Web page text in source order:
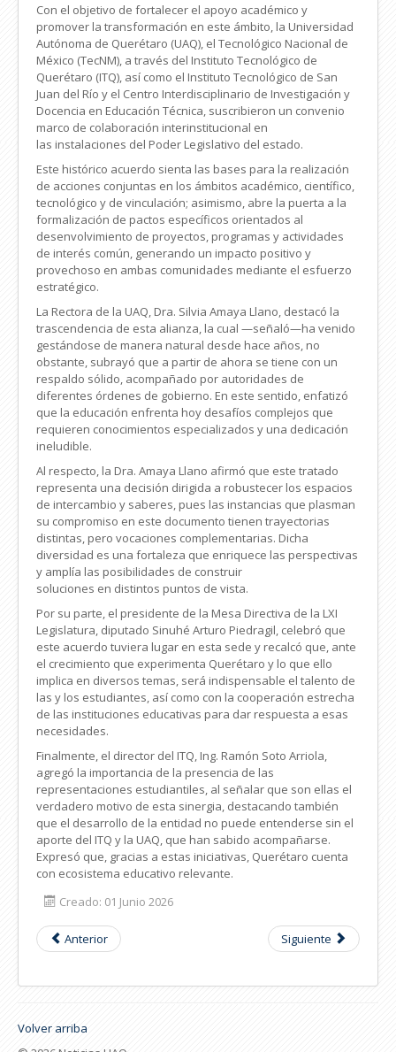
Con el objetivo de fortalecer el apoyo académico y
promover la transformación en este ámbito, la Universidad
Autónoma de Querétaro (UAQ), el Tecnológico Nacional de
México (TecNM), a través del Instituto Tecnológico de
Querétaro (ITQ), así como el Instituto Tecnológico de San
Juan del Río y el Centro Interdisciplinario de Investigación y
Docencia en Educación Técnica, suscribieron un convenio
marco de colaboración interinstitucional en
las instalaciones del Poder Legislativo del estado.
Este histórico acuerdo sienta las bases para la realización
de acciones conjuntas en los ámbitos académico, científico,
tecnológico y de vinculación; asimismo, abre la puerta a la
formalización de pactos específicos orientados al
desenvolvimiento de proyectos, programas y actividades
de interés común, generando un impacto positivo y
provechoso en ambas comunidades mediante el esfuerzo
estratégico.
La Rectora de la UAQ, Dra. Silvia Amaya Llano, destacó la
trascendencia de esta alianza, la cual —señaló—ha venido
gestándose de manera natural desde hace años, no
obstante, subrayó que a partir de ahora se tiene con un
respaldo sólido, acompañado por autoridades de
diferentes órdenes de gobierno. En este sentido, enfatizó
que la educación enfrenta hoy desafíos complejos que
requieren conocimientos especializados y una dedicación
ineludible.
Al respecto, la Dra. Amaya Llano afirmó que este tratado
representa una decisión dirigida a robustecer los espacios
de intercambio y saberes, pues las instancias que plasman
su compromiso en este documento tienen trayectorias
distintas, pero vocaciones complementarias. Dicha
diversidad es una fortaleza que enriquece las perspectivas
y amplía las posibilidades de construir
soluciones en distintos puntos de vista.
Por su parte, el presidente de la Mesa Directiva de la LXI
Legislatura, diputado Sinuhé Arturo Piedragil, celebró que
este acuerdo tuviera lugar en esta sede y recalcó que, ante
el crecimiento que experimenta Querétaro y lo que ello
implica en diversos temas, será indispensable el talento de
las y los estudiantes, así como con la cooperación estrecha
de las instituciones educativas para dar respuesta a esas
necesidades.
Finalmente, el director del ITQ, Ing. Ramón Soto Arriola,
agregó la importancia de la presencia de las
representaciones estudiantiles, al señalar que son ellas el
verdadero motivo de esta sinergia, destacando también
que el desarrollo de la entidad no puede entenderse sin el
aporte del ITQ y la UAQ, que han sabido acompañarse.
Expresó que, gracias a estas iniciativas, Querétaro cuenta
con ecosistema educativo relevante.
Creado: 01 Junio 2026
Anterior Siguiente
Volver arriba